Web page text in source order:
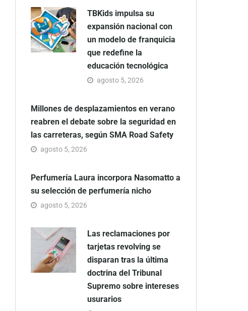
TBKids impulsa su
expansión nacional con
un modelo de franquicia
que redefine la
educación tecnológica
agosto 5, 2026
Millones de desplazamientos en verano
reabren el debate sobre la seguridad en
las carreteras, según SMA Road Safety
agosto 5, 2026
Perfumería Laura incorpora Nasomatto a
su selección de perfumería nicho
agosto 5, 2026
Las reclamaciones por
tarjetas revolving se
disparan tras la última
doctrina del Tribunal
Supremo sobre intereses
usurarios